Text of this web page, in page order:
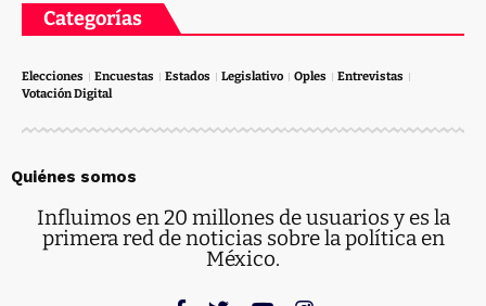
Categorías
Elecciones Encuestas Estados Legislativo Oples
Entrevistas
Votación Digital
Quiénes somos
Influimos en 20 millones de usuarios y es la
primera red de noticias sobre la política en
México.